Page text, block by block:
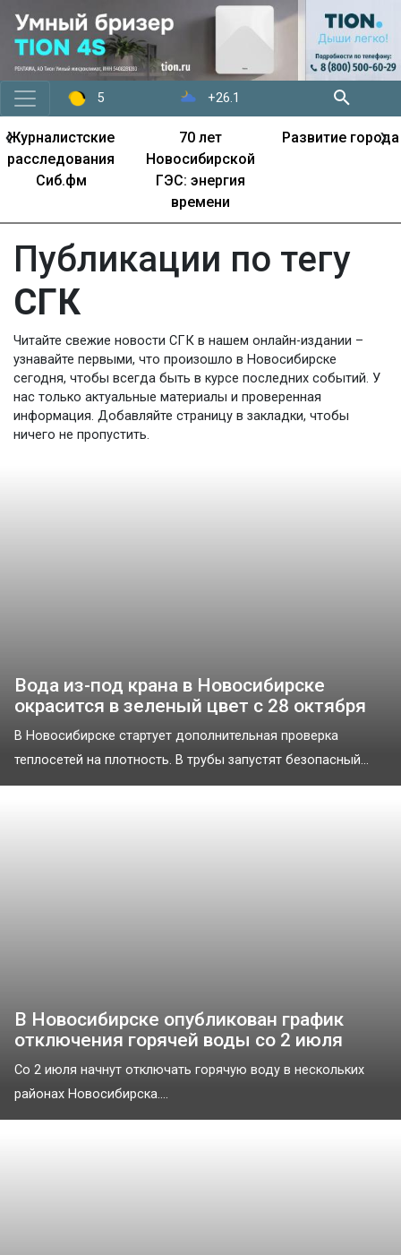
5 +26.1
Журналистские
расследования
Сиб.фм
70 лет
Новосибирской
ГЭС: энергия
времени
Развитие города
‹ ›
Публикации по тегу
СГК
Читайте свежие новости СГК в нашем онлайн-издании –
узнавайте первыми, что произошло в Новосибирске
сегодня, чтобы всегда быть в курсе последних событий. У
нас только актуальные материалы и проверенная
информация. Добавляйте страницу в закладки, чтобы
ничего не пропустить.
Вода из-под крана в Новосибирске
окрасится в зеленый цвет с 28 октября
В Новосибирске стартует дополнительная проверка
теплосетей на плотность. В трубы запустят безопасный...
В Новосибирске опубликован график
отключения горячей воды со 2 июля
Со 2 июля начнут отключать горячую воду в нескольких
районах Новосибирска....